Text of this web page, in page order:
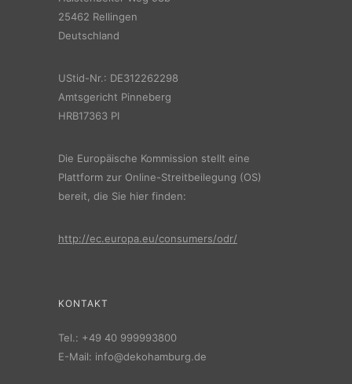
25462 Rellingen
Deutschland
UStid-Nr.: DE312262298
Amtsgericht Pinneberg
HRB17363 PI
Die Europäische Kommission stellt eine
Plattform zur Online-Streitbeilegung (OS)
bereit, die Sie hier finden:
http://ec.europa.eu/consumers/odr/
KONTAKT
Tel.: +49 40 999993800
E-Mail: info@dekohamburg.de